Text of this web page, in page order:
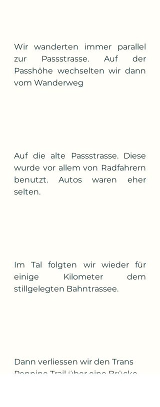
Wir wanderten immer parallel
zur Passstrasse. Auf der
Passhöhe wechselten wir dann
vom Wanderweg
Auf die alte Passstrasse. Diese
wurde vor allem von Radfahrern
benutzt. Autos waren eher
selten.
Im Tal folgten wir wieder für
einige Kilometer dem
stillgelegten Bahntrassee.
Dann verliessen wir den Trans
Pennine Trail über eine Brücke,